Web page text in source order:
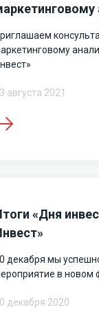
августа 2021
«Дня
декабря мы
в новом
декабря 2020